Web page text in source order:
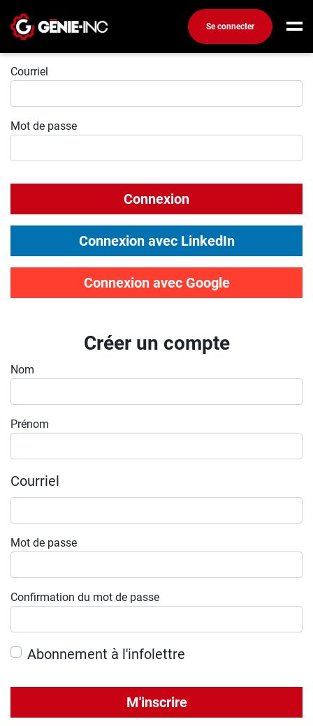
Se connecter
Connexion
Emplois
Ma boîte à outils
Conseils carrière
Métiers
Nos chroniques
Publiez une offre d'emploi
Connexion
Courriel
Mot de passe
Connexion
Connexion avec LinkedIn
Connexion avec Google
Créer un compte
Nom
Prénom
Courriel
Mot de passe
Confirmation du mot de passe
Abonnement à l'infolettre
M'inscrire